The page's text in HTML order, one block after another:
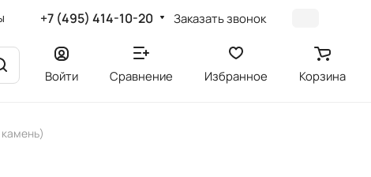
+7 (495) 414-10-20 Заказать звонок
Войти Сравнение Избранное Корзина